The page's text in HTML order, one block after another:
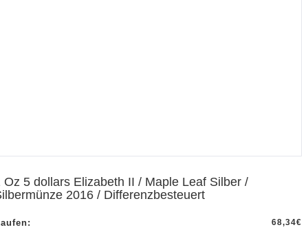
Oz 5 dollars Elizabeth II / Maple Leaf Silber /
2016 / Differenzbesteuert
68,34€